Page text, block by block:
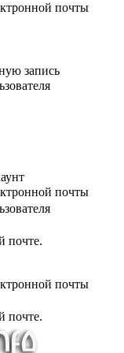
почты
запись
почты
почте.
почты
почте.